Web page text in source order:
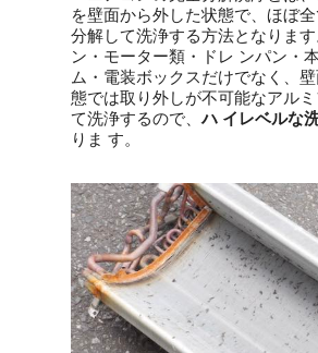
を壁面から外した状態で、ほぼ
分解して洗浄する方法となりま
ン・モーター類・ドレ ンパン・
ム・電装ボックスだけでなく、
態では取り外しが不可能なアル
て洗浄するので、ハ イレベルな
りま す。